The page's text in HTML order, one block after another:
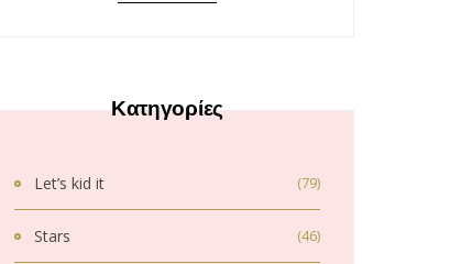
Κατηγορίες
Let’s kid it (79)
Stars (46)